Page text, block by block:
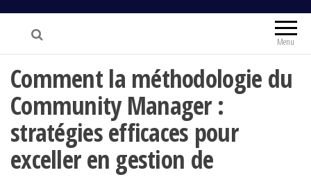
Alsasys Finance & Marketing
Menu
Comment la méthodologie du
Community Manager :
stratégies efficaces pour
exceller en gestion de